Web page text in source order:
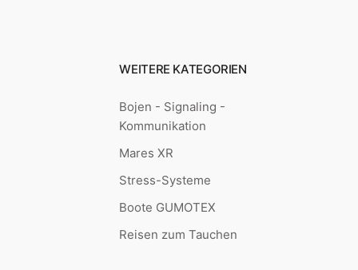
WEITERE KATEGORIEN
Bojen - Signaling -
Kommunikation
Mares XR
Stress-Systeme
Boote GUMOTEX
Reisen zum Tauchen